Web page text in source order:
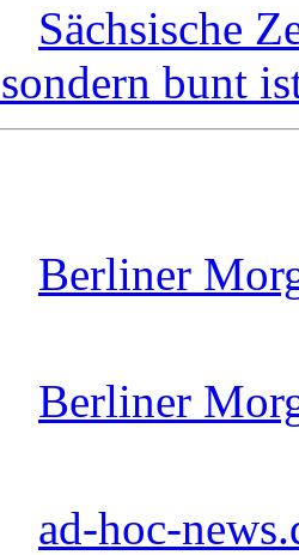
Sächsische
bunt
Berliner
Berliner
ad-hoc-